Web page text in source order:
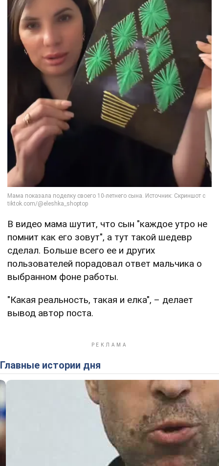
В видео мама шутит, что сын "каждое утро не
помнит как его зовут", а тут такой шедевр
сделал. Больше всего ее и других
пользователей порадовал ответ мальчика о
выбранном фоне работы.
"Какая реальность, такая и елка", – делает
вывод автор поста.
Главные истории дня